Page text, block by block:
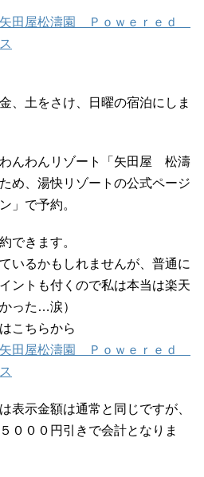
矢田屋松濤園 Ｐｏｗｅｒｅｄ
、土をさけ、日曜の宿泊にしま
んわんリゾート「矢田屋 松濤
め、湯快リゾートの公式ページ
」で予約。
できます。
いるかもしれませんが、普通に
ントも付くので私は本当は楽天
った…涙）
こちらから
矢田屋松濤園 Ｐｏｗｅｒｅｄ
表示金額は通常と同じですが、
０００円引きで会計となりま